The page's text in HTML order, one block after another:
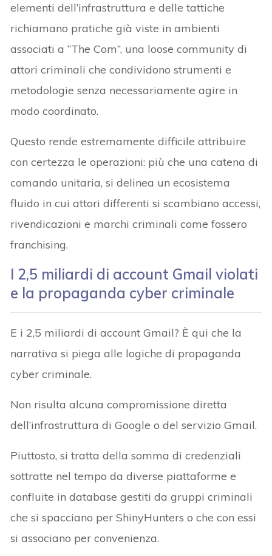
elementi dell’infrastruttura e delle tattiche
richiamano pratiche già viste in ambienti
associati a “The Com”, una loose community di
attori criminali che condividono strumenti e
metodologie senza necessariamente agire in
modo coordinato.
Questo rende estremamente difficile attribuire
con certezza le operazioni: più che una catena di
comando unitaria, si delinea un ecosistema
fluido in cui attori differenti si scambiano accessi,
rivendicazioni e marchi criminali come fossero
franchising.
I 2,5 miliardi di account Gmail violati
e la propaganda cyber criminale
E i 2,5 miliardi di account Gmail? È qui che la
narrativa si piega alle logiche di propaganda
cyber criminale.
Non risulta alcuna compromissione diretta
dell’infrastruttura di Google o del servizio Gmail.
Piuttosto, si tratta della somma di credenziali
sottratte nel tempo da diverse piattaforme e
confluite in database gestiti da gruppi criminali
che si spacciano per ShinyHunters o che con essi
si associano per convenienza.